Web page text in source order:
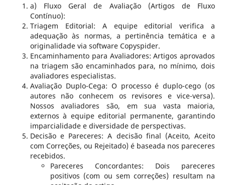
a) Fluxo Geral de Avaliação (Artigos de Fluxo
Contínuo):
Triagem Editorial: A equipe editorial verifica a
adequação às normas, a pertinência temática e a
originalidade via software Copyspider.
Encaminhamento para Avaliadores: Artigos aprovados
na triagem são encaminhados para, no mínimo, dois
avaliadores especialistas.
Avaliação Duplo-Cega: O processo é duplo-cego (os
autores não conhecem os revisores e vice-versa).
Nossos avaliadores são, em sua vasta maioria,
externos à equipe editorial permanente, garantindo
imparcialidade e diversidade de perspectivas.
Decisão e Pareceres: A decisão final (Aceito, Aceito
com Correções, ou Rejeitado) é baseada nos pareceres
recebidos.
Pareceres Concordantes: Dois pareceres
positivos (com ou sem correções) resultam na